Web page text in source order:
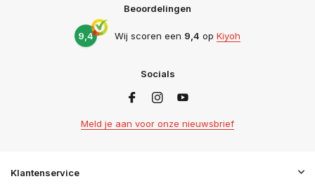
Beoordelingen
9,4 Wij scoren een 9,4 op Kiyoh
Socials
Meld je aan voor onze nieuwsbrief
Klantenservice